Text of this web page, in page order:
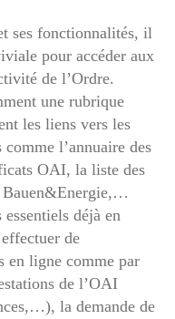
ses fonctionnalités, il
pour accéder aux
de l’Ordre.
une rubrique
les liens vers les
l’annuaire des
OAI, la liste des
Bauen&Energie,…
déjà en
de
en ligne comme par
de l’OAI
la demande de